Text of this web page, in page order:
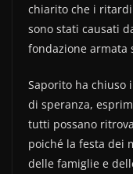
chiarito che i ritardi
sono stati causati
fondazione armata
Saporito ha chiuso
di speranza,
tutti possano
poiché la festa dei
delle famiglie e